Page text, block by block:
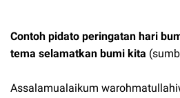
Contoh pidato peringatan hari
tema selamatkan bumi kita
Assalamualaikum